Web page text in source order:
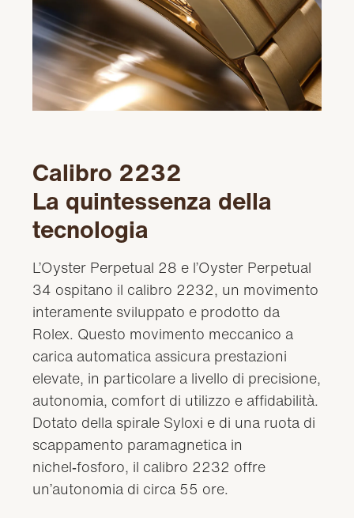
Calibro 2232
La quintessenza della
tecnologia
L’Oyster Perpetual 28 e l’Oyster Perpetual
34 ospitano il calibro 2232, un movimento
interamente sviluppato e prodotto da
Rolex. Questo movimento meccanico a
carica automatica assicura prestazioni
elevate, in particolare a livello di precisione,
autonomia, comfort di utilizzo e affidabilità.
Dotato della spirale Syloxi e di una ruota di
scappamento paramagnetica in
nichel‑fosforo, il calibro 2232 offre
un’autonomia di circa 55 ore.